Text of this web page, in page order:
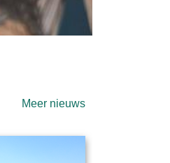
Meer nieuws